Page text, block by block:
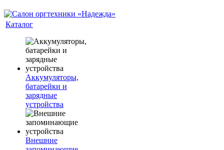
Каталог
Аккумуляторы,
батарейки и
зарядные
устройства
Внешние